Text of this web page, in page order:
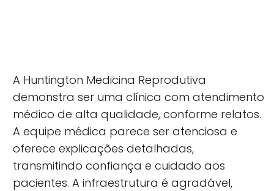
A Huntington Medicina Reprodutiva
demonstra ser uma clínica com atendimento
médico de alta qualidade, conforme relatos.
A equipe médica parece ser atenciosa e
oferece explicações detalhadas,
transmitindo confiança e cuidado aos
pacientes. A infraestrutura é agradável,